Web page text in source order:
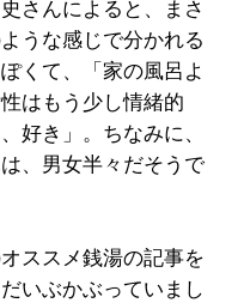
さんによると、まさ
うな感じで分かれる
くて、「家の風呂よ
はもう少し情緒的
好き」。ちなみに、
、男女半々だそうで
ススメ銭湯の記事を
いぶかぶっていまし